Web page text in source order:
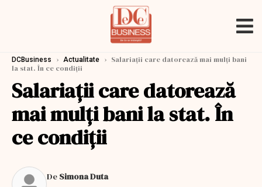
DCBusiness › Actualitate › Salariații care datorează mai mulți bani
la stat. În ce condiții
Salariații care datorează
mai mulți bani la stat. În
ce condiții
De Simona Duta